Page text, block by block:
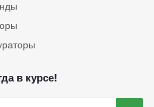
в курсе!